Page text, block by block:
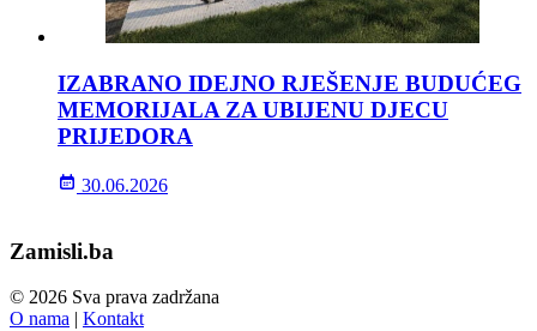
IZABRANO IDEJNO RJEŠENJE BUDUĆEG
MEMORIJALA ZA UBIJENU DJECU
PRIJEDORA
30.06.2026
Zamisli.ba
© 2026 Sva prava zadržana
O nama | Kontakt